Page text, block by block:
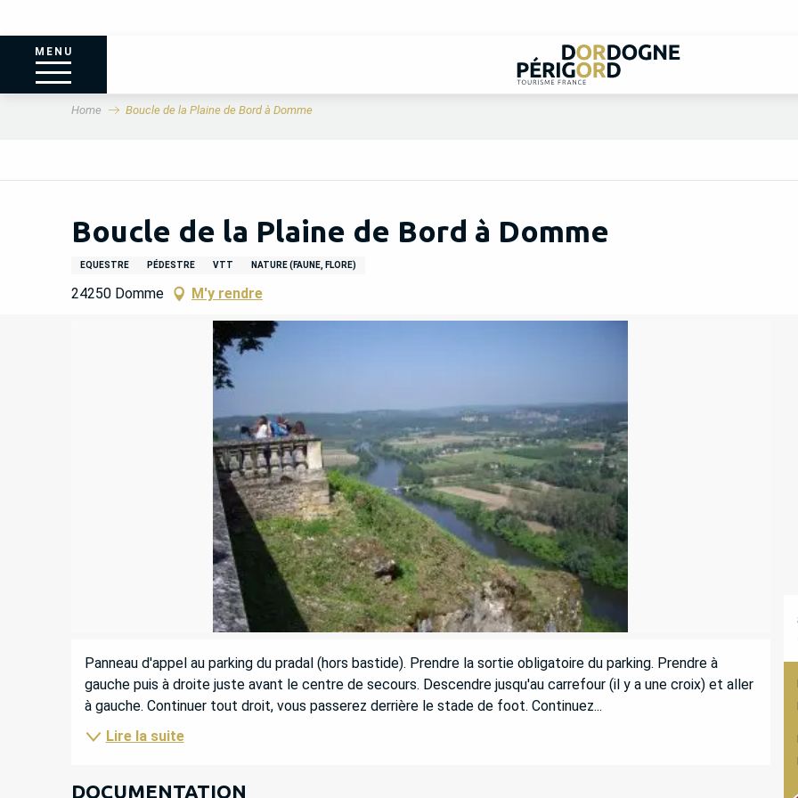
MENU
Home Boucle de la Plaine de Bord à Domme
Boucle de la Plaine de Bord à Domme
EQUESTRE PÉDESTRE VTT NATURE (FAUNE, FLORE)
24250 Domme M'y rendre
DESCRIPTION
Panneau d'appel au parking du pradal (hors bastide). Prendre la sortie obligatoire du parking. Prendre à
gauche puis à droite juste avant le centre de secours. Descendre jusqu'au carrefour (il y a une croix) et aller
à gauche. Continuer tout droit, vous passerez derrière le stade de foot. Continuez...
Lire la suite
DOCUMENTATION